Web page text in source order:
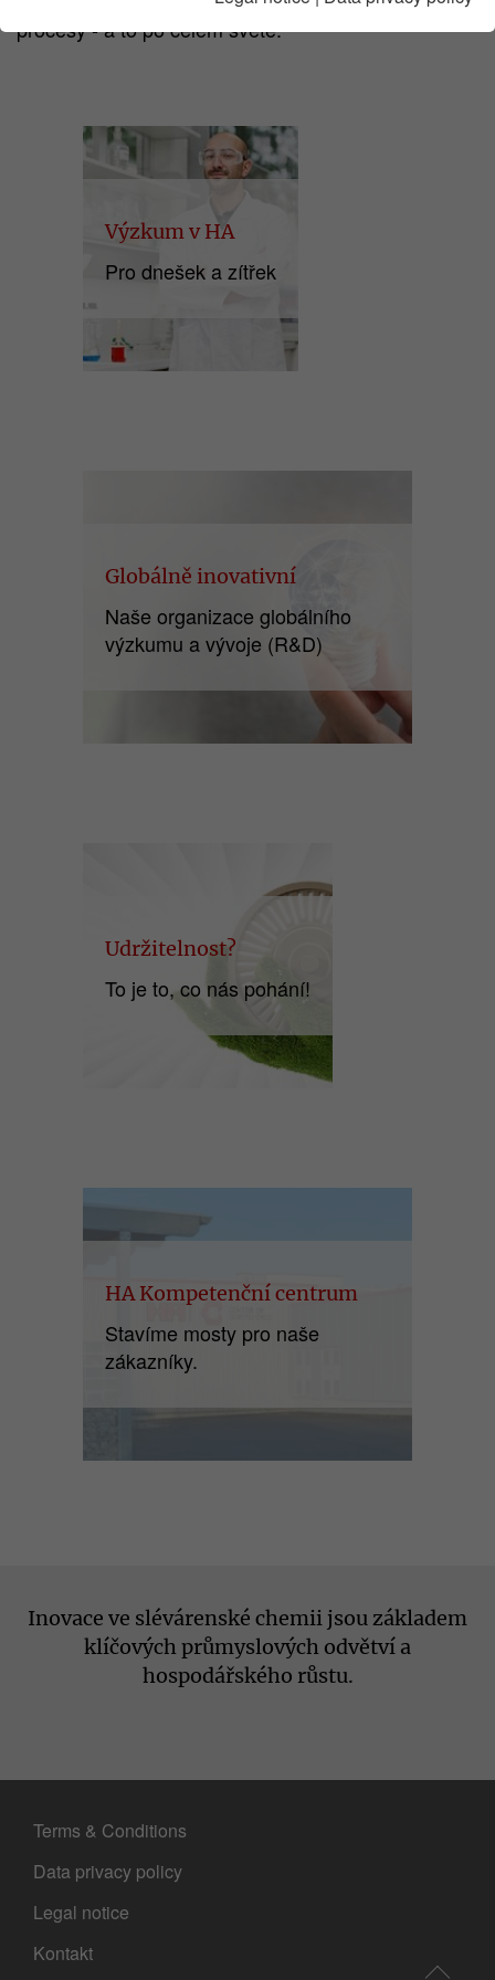
procesy - a to po celém světě.
Výzkum v HA
Pro dnešek a zítřek
Globálně inovativní
Naše organizace globálního
výzkumu a vývoje (R&D)
Udržitelnost?
To je to, co nás pohání!
HA Kompetenční centrum
Stavíme mosty pro naše
zákazníky.
Inovace ve slévárenské chemii jsou základem
klíčových průmyslových odvětví a
hospodářského růstu.
Terms & Conditions
Data privacy policy
Legal notice
Kontakt